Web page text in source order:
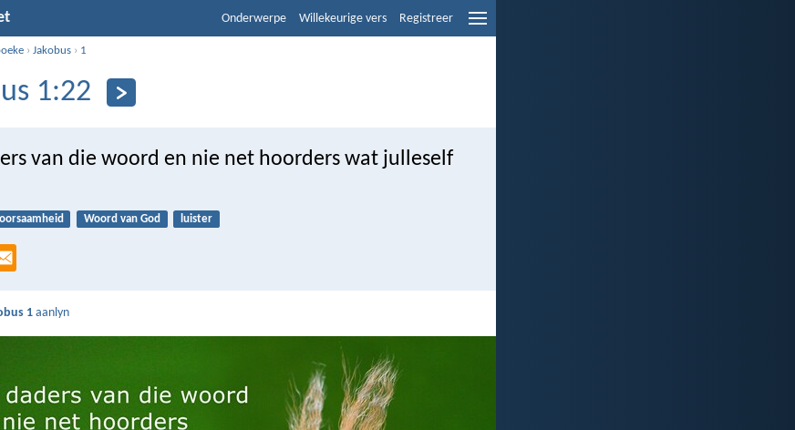
Onderwerpe Willekeurige vers Registreer
›Jakobus › 1
1:22
van die woord en nie net hoorders wat julleself
Woord van God luister
1aanlyn